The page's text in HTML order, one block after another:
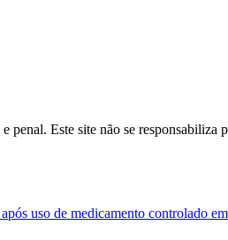
Este site não se